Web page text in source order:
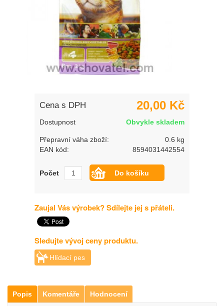
Cena s DPH 20,00 Kč
Dostupnost Obvykle skladem
Přepravní váha zboží:
0.6 kg
EAN kód:
8594031442554
Počet
Zaujal Vás výrobek? Sdílejte jej s přáteli.
Sledujte vývoj ceny produktu.
Hlídací pes
Popis Komentáře Hodnocení